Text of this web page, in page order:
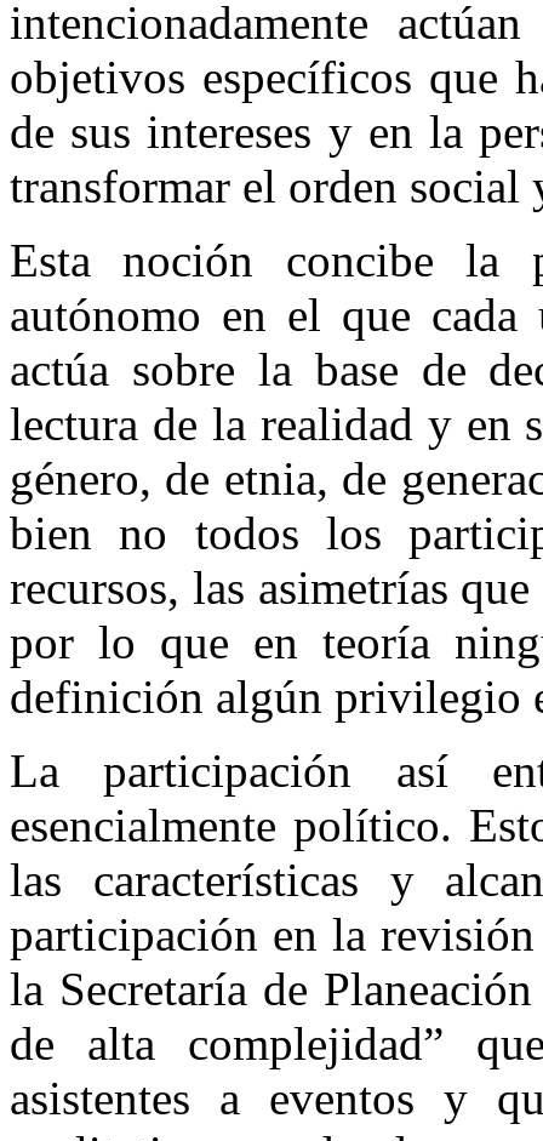
intencionadamente
objetivos específicos que
de sus intereses y en la
transformar el orden
Esta noción concibe la
autónomo en el que
actúa sobre la base de
lectura de la realidad y en
género, de etnia, de
bien no todos los
recursos, las asimetrías
por lo que en teoría
definición algún privilegio
La participación así
esencialmente político.
las características y
participación en la
la Secretaría de
de alta complejidad”
asistentes a eventos y